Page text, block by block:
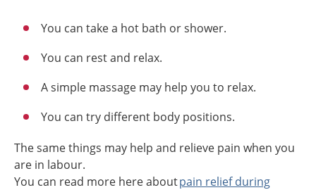
You can take a hot bath or shower.
You can rest and relax.
A simple massage may help you to relax.
You can try different body positions.
The same things may help and relieve pain when you
are in labour.
You can read more here aboutpain relief during